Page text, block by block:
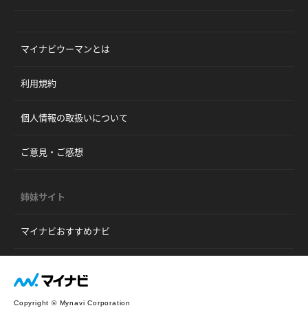
マイナビウーマンとは
利用規約
個人情報の取扱いについて
ご意見・ご感想
姉妹サイト
マイナビおすすめナビ
Copyright © Mynavi Corporation